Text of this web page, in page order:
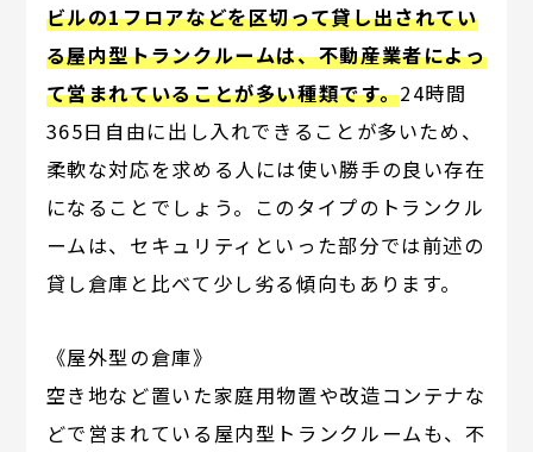
ビルの1フロアなどを区切って貸し出されてい
る屋内型トランクルームは、不動産業者によっ
て営まれていることが多い種類です。24時間
365日自由に出し入れできることが多いため、
柔軟な対応を求める人には使い勝手の良い存在
になることでしょう。このタイプのトランクル
ームは、セキュリティといった部分では前述の
貸し倉庫と比べて少し劣る傾向もあります。
《屋外型の倉庫》
空き地など置いた家庭用物置や改造コンテナな
どで営まれている屋内型トランクルームも、不